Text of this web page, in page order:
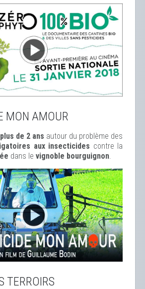
MON AMOUR
de 2 ans autour du problème des
aux insecticides contre la
dans le vignoble bourguignon.
TERROIRS